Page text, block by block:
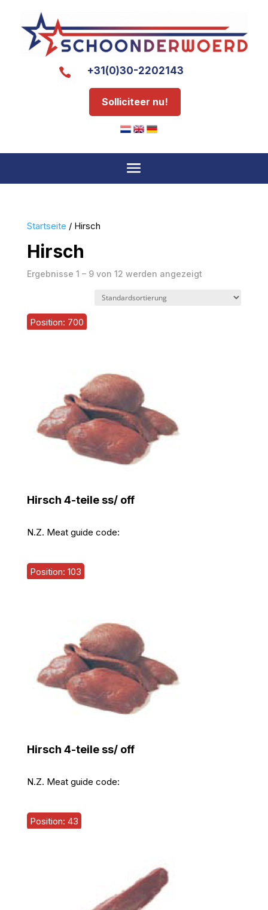
 +31(0)30-2202143
Solliciteer nu!
Startseite / Hirsch
Hirsch
Ergebnisse 1 – 9 von 12 werden angezeigt
Position: 700
Hirsch 4-teile ss/ off
N.Z. Meat guide code:
Position: 103
Hirsch 4-teile ss/ off
N.Z. Meat guide code:
Position: 43